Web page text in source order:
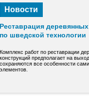
Новости
Реставрация
по шведской технологии
Комплекс работ по реставрации
конструкций предполагает на
сохраняются все особенности
элементов.